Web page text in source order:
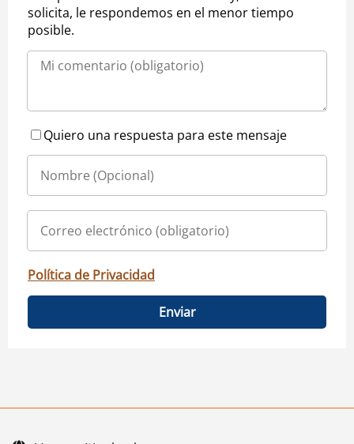
solicita, le respondemos en el menor tiempo
posible.
Quiero una respuesta para este mensaje
Política de Privacidad
Enviar